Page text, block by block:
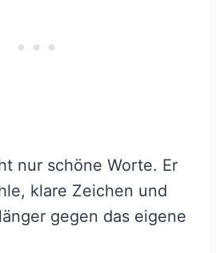
nur schöne Worte. Er
klare Zeichen und
gegen das eigene